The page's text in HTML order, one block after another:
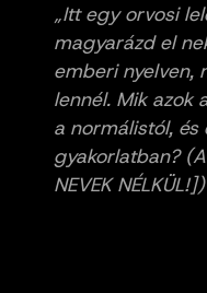
„Itt egy orvosi
magyarázd el
emberi nyelven,
lennél. Mik azok
a normálistól,
gyakorlatban?
NEVEK